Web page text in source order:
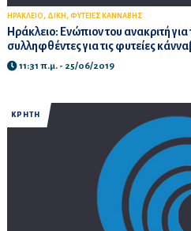
ΗΡΑΚΛΕΙΟ, ΔΙΚΗ , ΦΥΤΕΙΕΣ ΚΑΝΝΑΒΗΣ
Ηράκλειο: Ενώπιον του ανακριτή για
συλληφθέντες για τις φυτείες
11:31 π.μ. - 25/06/2019
ΚΡΗΤΗ